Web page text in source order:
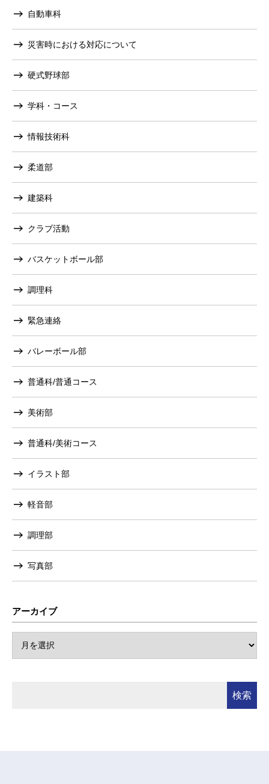
自動車科
災害時における対応について
硬式野球部
学科・コース
情報技術科
柔道部
建築科
クラブ活動
バスケットボール部
調理科
緊急連絡
バレーボール部
普通科/普通コース
美術部
普通科/美術コース
イラスト部
軽音部
調理部
写真部
アーカイブ